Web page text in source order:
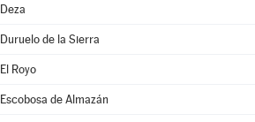
Deza
Duruelo de la Sierra
El Royo
Escobosa de Almazán